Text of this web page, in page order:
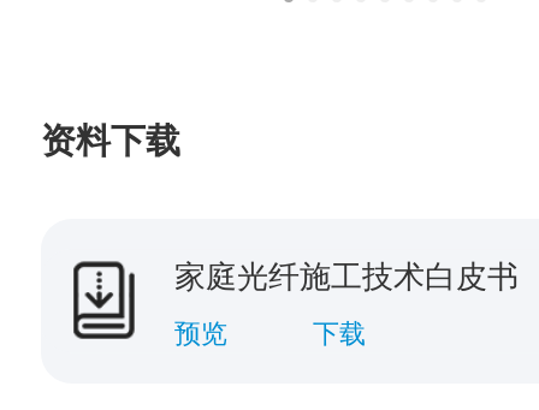
资料下载
家庭光纤施工技术白皮书
预览 下载